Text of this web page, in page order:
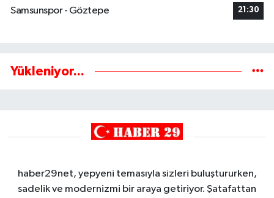
Samsunspor - Göztepe
21:30
Yükleniyor...
haber29net, yepyeni temasıyla sizleri buluştururken,
sadelik ve modernizmi bir araya getiriyor. Şatafattan